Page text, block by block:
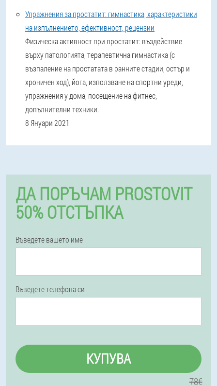
Упражнения за простатит: гимнастика, характеристики
на изпълнението, ефективност, рецензии
Физическа активност при простатит: въздействие
върху патологията, терапевтична гимнастика (с
възпаление на простатата в ранните стадии, остър и
хроничен ход), йога, използване на спортни уреди,
упражнения у дома, посещение на фитнес,
допълнителни техники.
8 Януари 2021
ДА ПОРЪЧАМ PROSTOVIT
50% ОТСТЪПКА
Въведете вашето име
Въведете телефона си
КУПУВА
78€